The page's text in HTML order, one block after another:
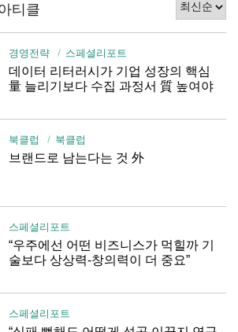
티클
경영전략 스페셜리포트
데이터 리터러시가 기업 성장의 핵심
量 늘리기보다 수집 과정서 質 높여야
북클럽 북클럽
브랜드로 남는다는 것 外
스페셜리포트
“우주에선 어떤 비즈니스가 먹힐까 기
술보다 상상력-창의력이 더 중요”
스페셜리포트